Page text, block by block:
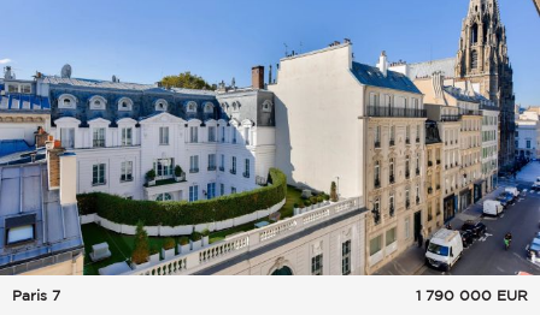
Paris 7
1 790 000 EUR